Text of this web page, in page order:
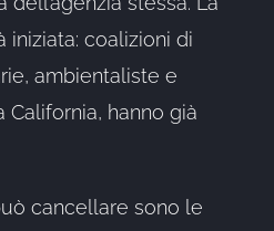
iniziata: coalizioni di
ambientaliste e
hanno già
cancellare sono le